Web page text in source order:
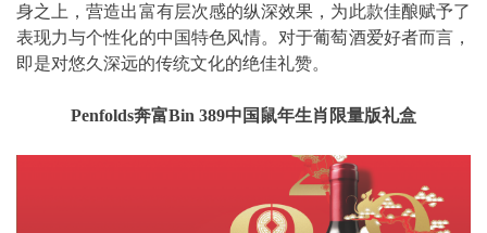
身之上，营造出富有层次感的纵深效果，为此款佳酿赋予了
表现力与个性化的中国特色风情。对于葡萄酒爱好者而言，
即是对悠久深远的传统文化的绝佳礼赞。
Penfolds奔富Bin 389中国鼠年生肖限量版礼盒